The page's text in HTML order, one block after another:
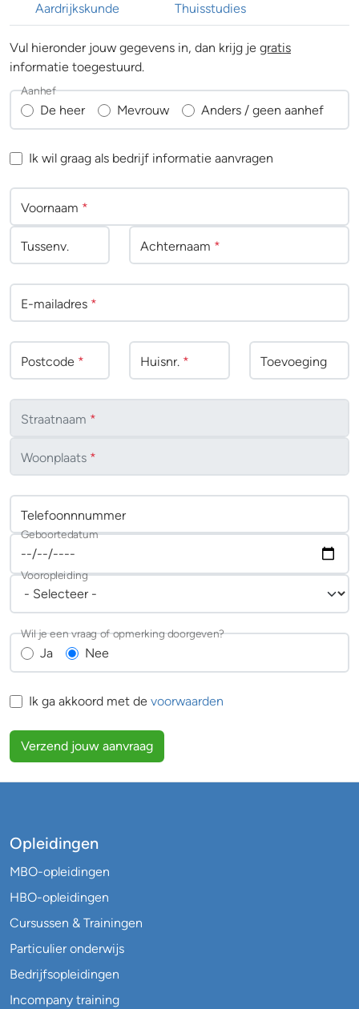
Aardrijkskunde
Thuisstudies
Vul hieronder jouw gegevens in, dan krijg je gratis
informatie toegestuurd.
De heer Mevrouw Anders / geen aanhef
Aanhef
Ik wil graag als bedrijf informatie aanvragen
Voornaam *
Tussenv. Achternaam *
E-mailadres *
Postcode * Huisnr. * Toevoeging
Straatnaam *
Woonplaats *
Telefoonnnummer
Geboortedatum
Vooropleiding
Ja Nee
Wil je een vraag of opmerking doorgeven?
Ik ga akkoord met de voorwaarden
Verzend jouw aanvraag
Opleidingen
MBO-opleidingen
HBO-opleidingen
Cursussen & Trainingen
Particulier onderwijs
Bedrijfsopleidingen
Incompany training